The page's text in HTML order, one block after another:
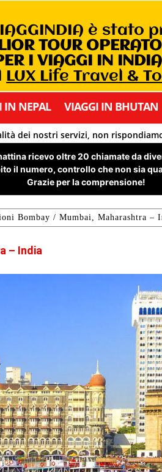
è stato
TOUR
I VIAGGI IN
LUX Life Travel &
IN NEPAL VIAGGI IN BHUTAN
dei nostri servizi, non
ricevo oltre 20 chiamate da
il numero, controllo che non sia
Grazie per la comprensione!
Bombay / Mumbai, Maharashtra –
– India